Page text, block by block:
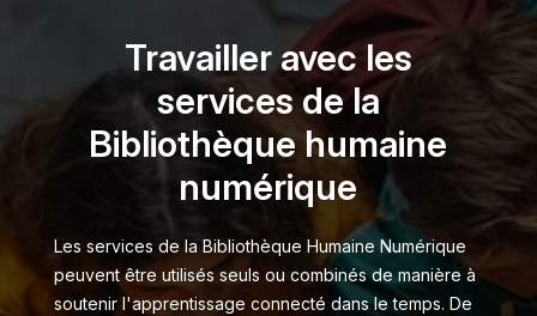
Travailler avec les
services de la
Bibliothèque humaine
numérique
Les services de la Bibliothèque Humaine Numérique
peuvent être utilisés seuls ou combinés de manière à
soutenir l'apprentissage connecté dans le temps. De